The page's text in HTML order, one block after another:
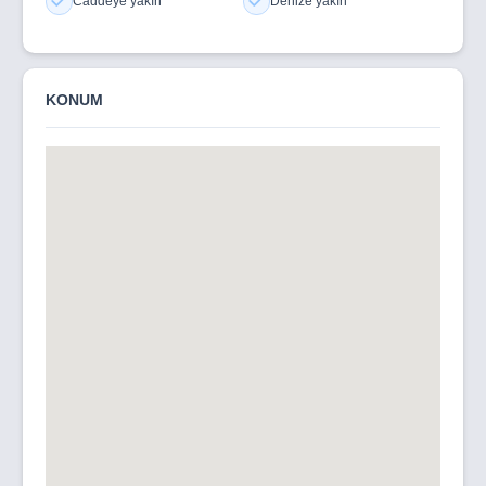
KONUM